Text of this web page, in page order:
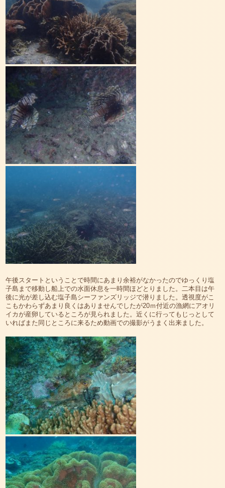
午後スタートということで時間にあまり余裕がなかったのでゆっくり塩
子島まで移動し船上での水面休息を一時間ほどとりました。二本目は午
後に光が差し込む塩子島シーファンズリッジで潜りました。透視度がこ
こもかわらずあまり良くはありませんでしたが20ｍ付近の漁網にアオリ
イカが産卵しているところが見られました。近くに行ってもじっとして
いればまた同じところに来るため動画での撮影がうまく出来ました。